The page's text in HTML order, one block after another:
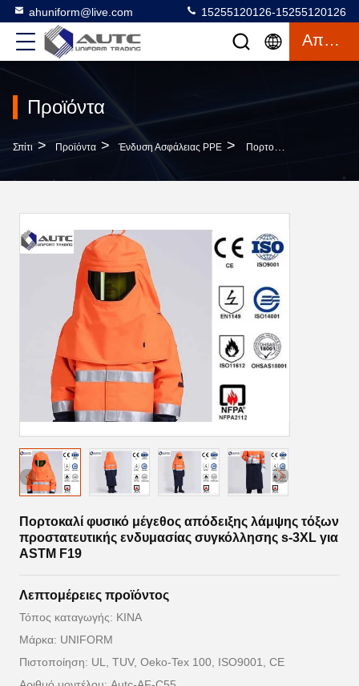
ahuniform@live.com 15255120126-15255120126
Απόσπασμα
Προϊόντα
Σπίτι > Προϊόντα > Ένδυση Ασφάλειας PPE > Πορτοκαλί Φυσικό Μέγεθος Απόδειξης Λάμψης Τόξων Προστατευτικής Ενδυμασίας Συγκόλλησης S-3XL Για ASTM F19
Πορτοκαλί φυσικό μέγεθος απόδειξης λάμψης τόξων
προστατευτικής ενδυμασίας συγκόλλησης s-3XL για
ASTM F19
Λεπτομέρειες προϊόντος
Τόπος καταγωγής: ΚΙΝΑ
Μάρκα: UNIFORM
Πιστοποίηση: UL, TUV, Oeko-Tex 100, ISO9001, CE